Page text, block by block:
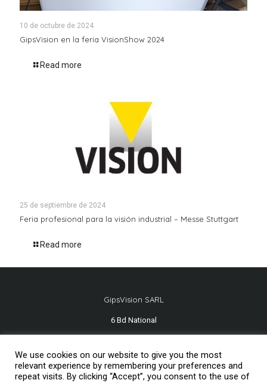
10 de octubre de 2024
GipsVision en la feria VisionShow 2024
Read more
25 de septiembre de 2024
Feria profesional para la visión industrial – Messe Stuttgart
Read more
GipsVision SARL
6 Bd National
Tél.+33 491 334 407
We use cookies on our website to give you the most
relevant experience by remembering your preferences and
repeat visits. By clicking “Accept”, you consent to the use of